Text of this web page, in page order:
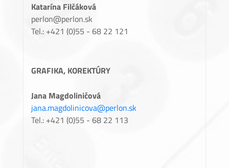
Katarína Filčáková
perlon@perlon.sk
Tel.: +421 (0)55 - 68 22 121
GRAFIKA, KOREKTÚRY
Jana Magdoliničová
jana.magdolinicova@perlon.sk
Tel.: +421 (0)55 - 68 22 113